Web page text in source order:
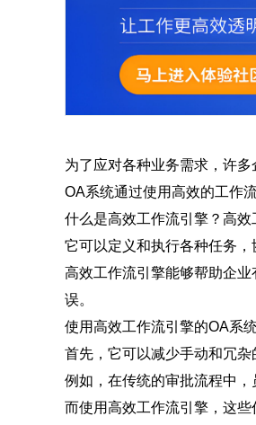
为了应对各种业务需求，许多
OA系统通过使用高效的工作
什么是高效工作流引擎？高
它可以定义和执行各种任务，
高效工作流引擎能够帮助企
误。
使用高效工作流引擎的OA系
首先，它可以减少手动和冗杂
例如，在传统的审批流程中
而使用高效工作流引擎，这些